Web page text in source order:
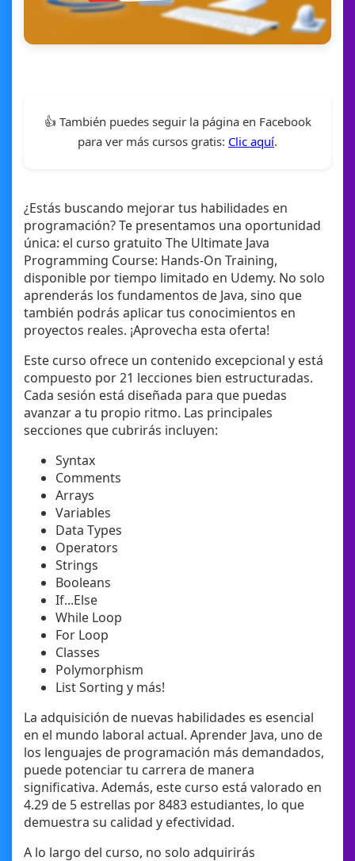
👍 También puedes seguir la página en Facebook
para ver más cursos gratis: Clic aquí.
¿Estás buscando mejorar tus habilidades en
programación? Te presentamos una oportunidad
única: el curso gratuito The Ultimate Java
Programming Course: Hands-On Training,
disponible por tiempo limitado en Udemy. No solo
aprenderás los fundamentos de Java, sino que
también podrás aplicar tus conocimientos en
proyectos reales. ¡Aprovecha esta oferta!
Este curso ofrece un contenido excepcional y está
compuesto por 21 lecciones bien estructuradas.
Cada sesión está diseñada para que puedas
avanzar a tu propio ritmo. Las principales
secciones que cubrirás incluyen:
Syntax
Comments
Arrays
Variables
Data Types
Operators
Strings
Booleans
If...Else
While Loop
For Loop
Classes
Polymorphism
List Sorting y más!
La adquisición de nuevas habilidades es esencial
en el mundo laboral actual. Aprender Java, uno de
los lenguajes de programación más demandados,
puede potenciar tu carrera de manera
significativa. Además, este curso está valorado en
4.29 de 5 estrellas por 8483 estudiantes, lo que
demuestra su calidad y efectividad.
A lo largo del curso, no solo adquirirás